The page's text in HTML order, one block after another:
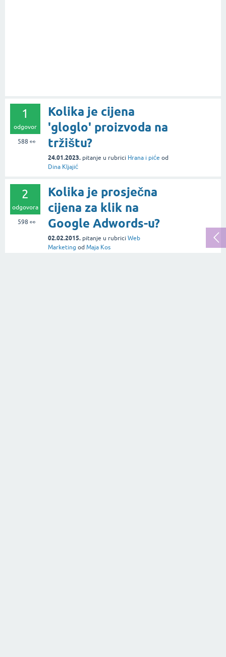
1
odgovor
588 👀
Kolika je cijena
'gloglo' proizvoda na
tržištu?
24.01.2023. pitanje u rubrici Hrana i piće od
Dina Kljajić
2
odgovora
598 👀
Kolika je prosječna
cijena za klik na
Google Adwords-u?
02.02.2015. pitanje u rubrici Web
Marketing od Maja Kos